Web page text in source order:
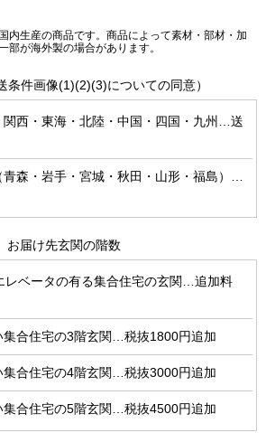
内生産の商品です。商品によって素材・部材・加
部が海外製の場合があります。
条件画像(1)(2)(3)についての同意）
西・東海・北陸・中国・四国・九州…送
森・岩手・宮城・秋田・山形・福島）…
お届け先玄関の階数
レベータの有る集合住宅の玄関…追加料
集合住宅の3階玄関…税抜1800円追加
集合住宅の4階玄関…税抜3000円追加
集合住宅の5階玄関…税抜4500円追加